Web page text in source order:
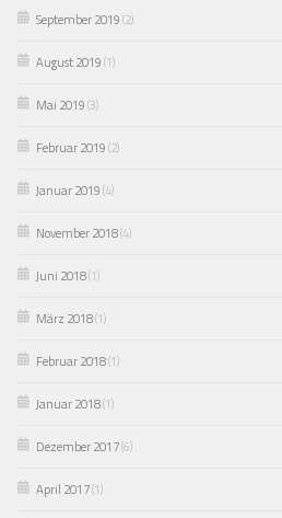
September 2019(2)
August 2019(1)
Mai 2019(3)
Februar 2019(2)
Januar 2019(4)
November 2018(4)
Juni 2018(1)
März 2018(1)
Februar 2018(1)
Januar 2018(1)
Dezember 2017(6)
April 2017(1)